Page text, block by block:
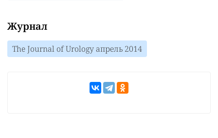
Журнал
The Journal of Urology апрель 2014